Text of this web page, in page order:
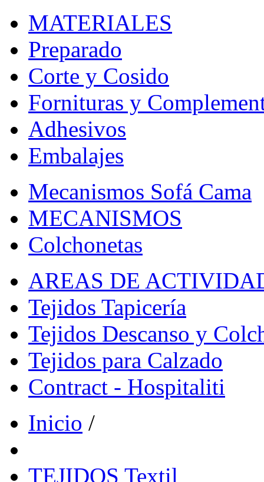
MATERIALES
Preparado
Corte y Cosido
Fornituras y
Adhesivos
Embalajes
Mecanismos Sofá Cama
MECANISMOS
Colchonetas
AREAS DE
Tejidos Tapicería
Tejidos Descanso y
Tejidos para Calzado
Contract - Hospitaliti
Inicio /
TEJIDOS Textil